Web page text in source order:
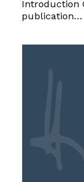
Introduction
publication…